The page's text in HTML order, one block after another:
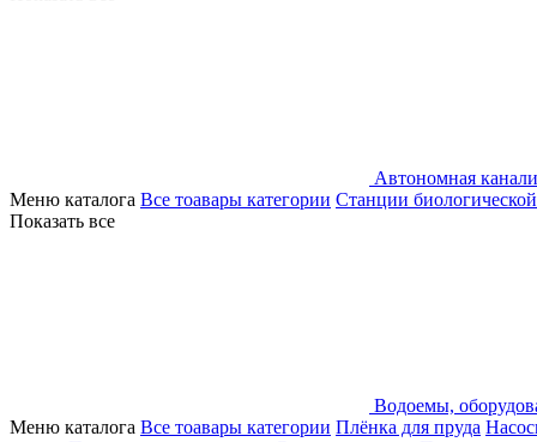
Автономная
Меню каталога Все тоавары категории Станции
Показать все
Водоемы,
Меню каталога Все тоавары категории Плёнка для пруда